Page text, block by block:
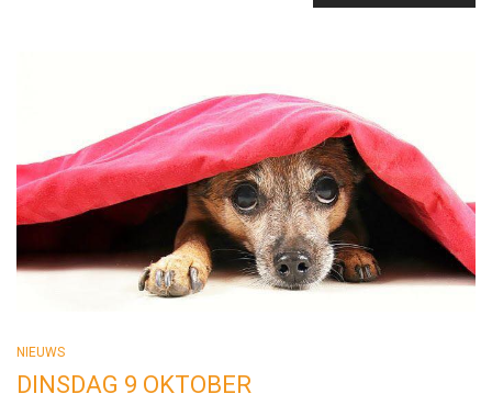
NIEUWS
DINSDAG 9 OKTOBER